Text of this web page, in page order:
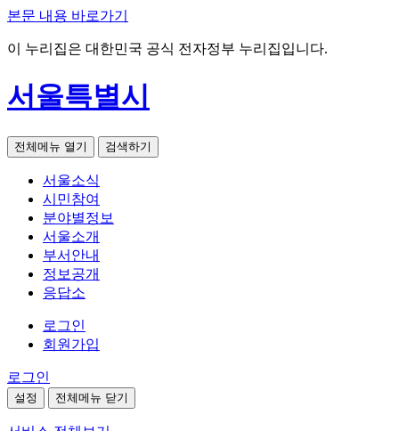
본문 내용 바로가기
이 누리집은 대한민국 공식 전자정부 누리집입니다.
서울특별시
전체메뉴 열기 검색하기
서울소식
시민참여
분야별정보
서울소개
부서안내
정보공개
응답소
로그인
회원가입
로그인
설정 전체메뉴 닫기